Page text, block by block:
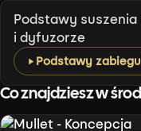
podstawy suszenia i stylizacji na okrągłej szczotce
i dyfuzorze
Podstawy
Co znajdziesz w